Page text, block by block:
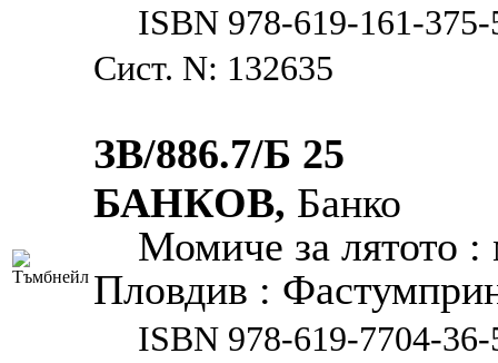
ISBN 978-619-161-375-
Сист. N: 132635
ЗВ/886.7/Б 25
БАНКОВ, Банко
Момиче за лятото
Пловдив :
ISBN 978-619-7704-36-